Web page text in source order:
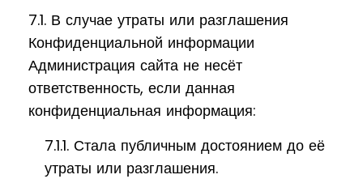
7.1. В случае утраты или разглашения
Конфиденциальной информации
Администрация сайта не несёт
ответственность, если данная
конфиденциальная информация:
7.1.1. Стала публичным достоянием до её
утраты или разглашения.